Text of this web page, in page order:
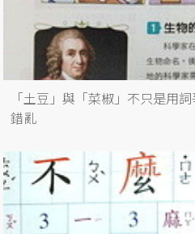
「土豆」與「菜椒」不只是用
錯亂